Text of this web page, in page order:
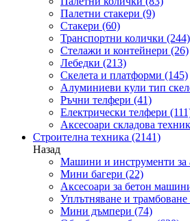
Палетни стакери (9)
Стакери (60)
Транспортни колички (244)
Стелажи и контейнери (26)
Лебедки (213)
Скелета и платформи (145)
Алуминиеви кули тип
Ръчни телфери (41)
Електрически телфери
Аксесоари складова
Строителна техника (2141)
Назад
Машини и инструменти за
Мини багери (22)
Аксесоари за бетон
Уплътняване и трамбоване
Мини дъмпери (74)